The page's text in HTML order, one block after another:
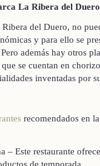
La Ribera del
del Duero, no
y para ello se
además hay otros
se cuentan en
inventadas por
recomendados en
– Este restaurante
de temporada.